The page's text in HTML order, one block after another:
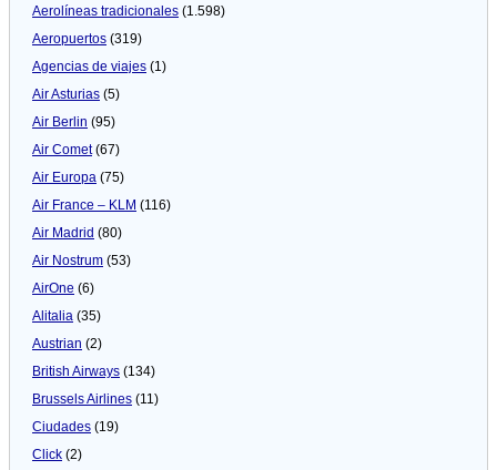
Aerolíneas tradicionales (1.598)
Aeropuertos (319)
Agencias de viajes (1)
Air Asturias (5)
Air Berlin (95)
Air Comet(67)
Air Europa (75)
Air France – KLM (116)
Air Madrid (80)
Air Nostrum (53)
AirOne (6)
Alitalia (35)
Austrian (2)
British Airways (134)
Brussels Airlines (11)
Ciudades (19)
Click (2)